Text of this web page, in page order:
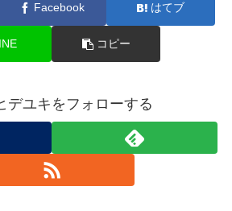
Facebook はてブ
コピー
デユキをフォローする